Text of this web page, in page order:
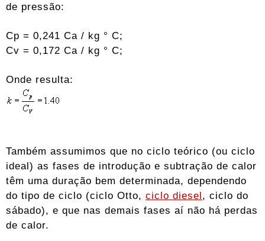
de pressão:
Cp = 0,241 Ca / kg ° C;
Cv = 0,172 Ca / kg ° C;
Onde resulta:
Também assumimos que no ciclo teórico (ou ciclo
ideal) as fases de introdução e subtração de calor
têm uma duração bem determinada, dependendo
do tipo de ciclo (ciclo Otto, ciclo diesel, ciclo do
sábado), e que nas demais fases aí não há perdas
de calor.